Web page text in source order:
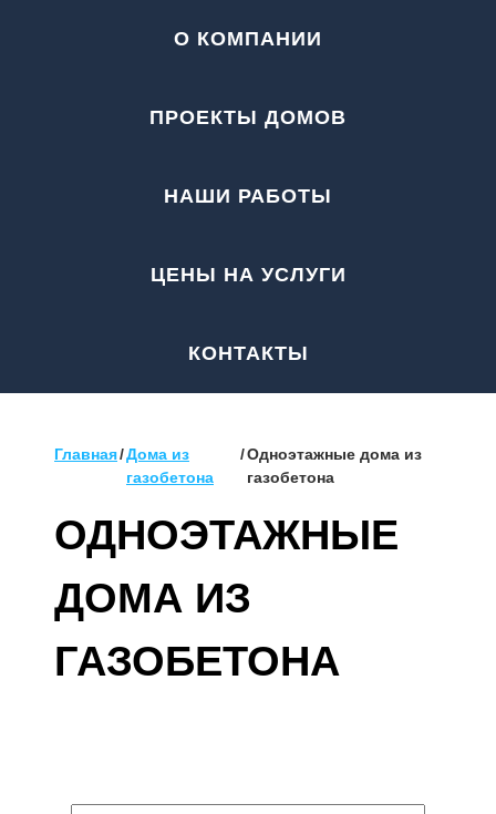
О КОМПАНИИ
ПРОЕКТЫ ДОМОВ
НАШИ РАБОТЫ
ЦЕНЫ НА УСЛУГИ
КОНТАКТЫ
Главная/Дома из
газобетона
/Одноэтажные дома из
газобетона
ОДНОЭТАЖНЫЕ
ДОМА ИЗ
ГАЗОБЕТОНА